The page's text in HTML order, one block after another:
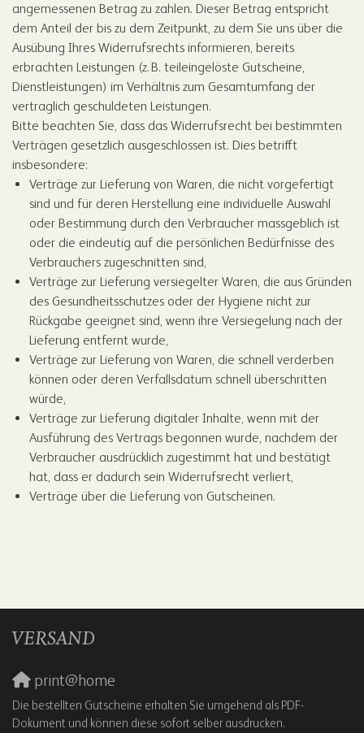
angemessenen Betrag zu zahlen. Dieser Betrag entspricht
dem Anteil der bis zu dem Zeitpunkt, zu dem Sie uns über die
Ausübung Ihres Widerrufsrechts informieren, bereits
erbrachten Leistungen (z. B. teileingelöste Gutscheine,
Dienstleistungen) im Verhältnis zum Gesamtumfang der
vertraglich geschuldeten Leistungen.
Bitte beachten Sie, dass das Widerrufsrecht bei bestimmten
Verträgen gesetzlich ausgeschlossen ist. Dies betrifft
insbesondere:
Verträge zur Lieferung von Waren, die nicht vorgefertigt
sind und für deren Herstellung eine individuelle Auswahl
oder Bestimmung durch den Verbraucher massgeblich ist
oder die eindeutig auf die persönlichen Bedürfnisse des
Verbrauchers zugeschnitten sind,
Verträge zur Lieferung versiegelter Waren, die aus Gründen
des Gesundheitsschutzes oder der Hygiene nicht zur
Rückgabe geeignet sind, wenn ihre Versiegelung nach der
Lieferung entfernt wurde,
Verträge zur Lieferung von Waren, die schnell verderben
können oder deren Verfallsdatum schnell überschritten
würde,
Verträge zur Lieferung digitaler Inhalte, wenn mit der
Ausführung des Vertrags begonnen wurde, nachdem der
Verbraucher ausdrücklich zugestimmt hat und bestätigt
hat, dass er dadurch sein Widerrufsrecht verliert,
Verträge über die Lieferung von Gutscheinen.
VERSAND
print@home
Die bestellten Gutscheine erhalten Sie umgehend als PDF-
Dokument und können diese sofort selber ausdrucken.